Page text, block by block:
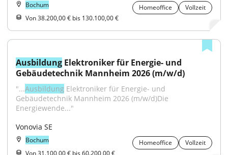
Bochum Homeoffice
Vollzeit
Von 38.200,00 € bis 130.100,00 €
Ausbildung Elektroniker für Energie- und
Gebäudetechnik Mannheim 2026 (m/w/d)
"...Ausbildung Elektroniker für Energie- und
Gebäudetechnik Mannheim 2026 (m/w/d)Die
Energiewende..."
Vonovia SE
Bochum Homeoffice
Vollzeit
Von 31.100,00 € bis 60.200,00 €